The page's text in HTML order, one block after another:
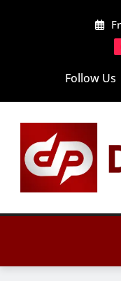
Follow Us